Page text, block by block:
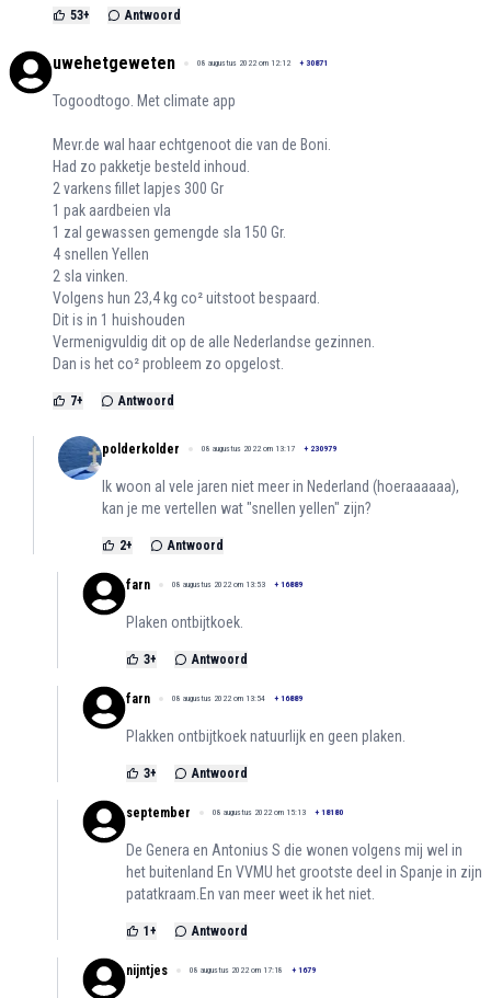
53+ Antwoord
uwehetgeweten 08 augustus 2022 om 12:12 + 30871
Togoodtogo. Met climate app
Mevr.de wal haar echtgenoot die van de Boni.
Had zo pakketje besteld inhoud.
2 varkens fillet lapjes 300 Gr
1 pak aardbeien vla
1 zal gewassen gemengde sla 150 Gr.
4 snellen Yellen
2 sla vinken.
Volgens hun 23,4 kg co² uitstoot bespaard.
Dit is in 1 huishouden
Vermenigvuldig dit op de alle Nederlandse gezinnen.
Dan is het co² probleem zo opgelost.
7+ Antwoord
polderkolder 08 augustus 2022 om 13:17 + 230979
Ik woon al vele jaren niet meer in Nederland (hoeraaaaaa),
kan je me vertellen wat "snellen yellen" zijn?
2+ Antwoord
farn 08 augustus 2022 om 13:53 + 16889
Plaken ontbijtkoek.
3+ Antwoord
farn 08 augustus 2022 om 13:54 + 16889
Plakken ontbijtkoek natuurlijk en geen plaken.
3+ Antwoord
september 08 augustus 2022 om 15:13 + 18180
De Genera en Antonius S die wonen volgens mij wel in
het buitenland En VVMU het grootste deel in Spanje in zijn
patatkraam.En van meer weet ik het niet.
1 + Antwoord
nijntjes 08 augustus 2022 om 17:18 + 1679